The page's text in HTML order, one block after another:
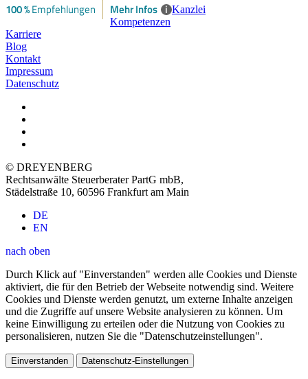
100 %Empfehlungen Mehr Infos i Kanzlei
Kompetenzen
Karriere
Blog
Kontakt
Impressum
Datenschutz
© DREYENBERG
Rechtsanwälte Steuerberater PartG mbB,
Städelstraße 10, 60596 Frankfurt am Main
DE
EN
nach oben
Durch Klick auf "Einverstanden" werden alle Cookies und Dienste
aktiviert, die für den Betrieb der Webseite notwendig sind. Weitere
Cookies und Dienste werden genutzt, um externe Inhalte anzeigen
und die Zugriffe auf unsere Website analysieren zu können. Um
keine Einwilligung zu erteilen oder die Nutzung von Cookies zu
personalisieren, nutzen Sie die "Datenschutzeinstellungen".
Einverstanden Datenschutz-Einstellungen